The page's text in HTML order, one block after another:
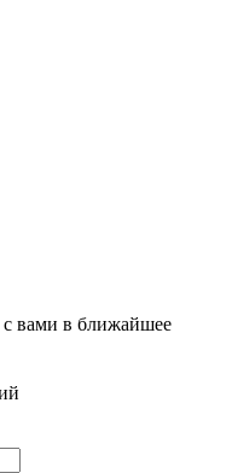
вами в ближайшее